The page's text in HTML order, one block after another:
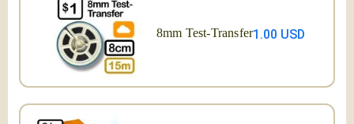
8mm Test-Transfer1.00 USD